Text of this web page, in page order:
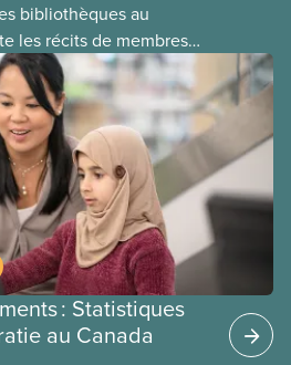
bibliothèques au
les récits de membres
bibliothèques afin
dont les
contribuent au
dans
: Statistiques
au Canada